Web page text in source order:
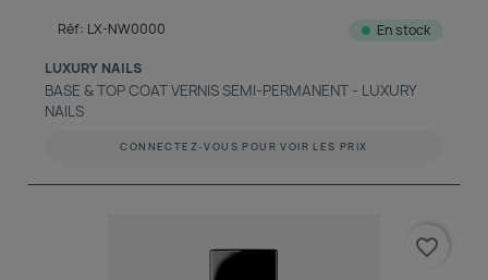
Réf: LX-NW0000 En stock
LUXURY NAILS
BASE & TOP COAT VERNIS SEMI-PERMANENT - LUXURY
NAILS
CONNECTEZ-VOUS POUR VOIR LES PRIX
favorite_border